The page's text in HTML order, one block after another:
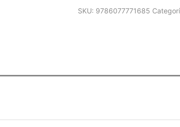
SKU: 9786077771685